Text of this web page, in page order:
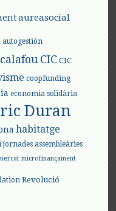
aureasocial
autogestión
calafouCIC CIC
coopfunding
economia solidària
Duran
habitatge
jornades assembleàries
microfinançament
Revolució